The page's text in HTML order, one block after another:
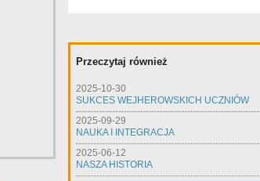
Przeczytaj również
2025-10-30
SUKCES WEJHEROWSKICH UCZNIÓW
2025-09-29
NAUKA I INTEGRACJA
2025-06-12
NASZA HISTORIA